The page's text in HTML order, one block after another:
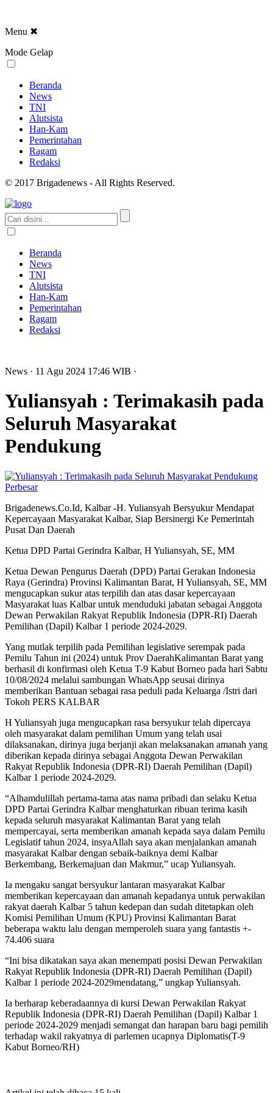
Menu ✖
Mode Gelap
Beranda
News
TNI
Alutsista
Han-Kam
Pemerintahan
Ragam
Redaksi
© 2017 Brigadenews - All Rights Reserved.
Beranda
News
TNI
Alutsista
Han-Kam
Pemerintahan
Ragam
Redaksi
News · 11 Agu 2024 17:46 WIB ·
Yuliansyah : Terimakasih pada
Seluruh Masyarakat
Pendukung
Perbesar
Brigadenews.Co.Id, Kalbar -H. Yuliansyah Bersyukur Mendapat
Kepercayaan Masyarakat Kalbar, Siap Bersinergi Ke Pemerintah
Pusat Dan Daerah
Ketua DPD Partai Gerindra Kalbar, H Yuliansyah, SE, MM
Ketua Dewan Pengurus Daerah (DPD) Partai Gerakan Indonesia
Raya (Gerindra) Provinsi Kalimantan Barat, H Yuliansyah, SE, MM
mengucapkan sukur atas terpilih dan atas dasar kepercayaan
Masyarakat luas Kalbar untuk menduduki jabatan sebagai Anggota
Dewan Perwakilan Rakyat Republik Indonesia (DPR-RI) Daerah
Pemilihan (Dapil) Kalbar 1 periode 2024-2029.
Yang mutlak terpilih pada Pemilihan legislative serempak pada
Pemilu Tahun ini (2024) untuk Prov DaerahKalimantan Barat yang
berhasil di konfirmasi oleh Ketua T-9 Kabut Borneo pada hari Sabtu
10/08/2024 melalui sambungan WhatsApp seusai dirinya
memberikan Bantuan sebagai rasa peduli pada Keluarga /Istri dari
Tokoh PERS KALBAR
H Yuliansyah juga mengucapkan rasa bersyukur telah dipercaya
oleh masyarakat dalam pemilihan Umum yang telah usai
dilaksanakan, dirinya juga berjanji akan melaksanakan amanah yang
diberikan kepada dirinya sebagai Anggota Dewan Perwakilan
Rakyat Republik Indonesia (DPR-RI) Daerah Pemilihan (Dapil)
Kalbar 1 periode 2024-2029.
“Alhamdulillah pertama-tama atas nama pribadi dan selaku Ketua
DPD Partai Gerindra Kalbar menghaturkan ribuan terima kasih
kepada seluruh masyarakat Kalimantan Barat yang telah
mempercayai, serta memberikan amanah kepada saya dalam Pemilu
Legislatif tahun 2024, insyaAllah saya akan menjalankan amanah
masyarakat Kalbar dengan sebaik-baiknya demi Kalbar
Berkembang, Berkemajuan dan Makmur,” ucap Yuliansyah.
Ia mengaku sangat bersyukur lantaran masyarakat Kalbar
memberikan kepercayaan dan amanah kepadanya untuk perwakilan
rakyat daerah Kalbar 5 tahun kedepan dan sudah ditetapkan oleh
Komisi Pemilihan Umum (KPU) Provinsi Kalimantan Barat
beberapa waktu lalu dengan memperoleh suara yang fantastis +-
74.406 suara
“Ini bisa dikatakan saya akan menempati posisi Dewan Perwakilan
Rakyat Republik Indonesia (DPR-RI) Daerah Pemilihan (Dapil)
Kalbar 1 periode 2024-2029mendatang,” ungkap Yuliansyah.
Ia berharap keberadaannya di kursi Dewan Perwakilan Rakyat
Republik Indonesia (DPR-RI) Daerah Pemilihan (Dapil) Kalbar 1
periode 2024-2029 menjadi semangat dan harapan baru bagi pemilih
terhadap wakil rakyatnya di parlemen ucapnya Diplomatis(T-9
Kabut Borneo/RH)